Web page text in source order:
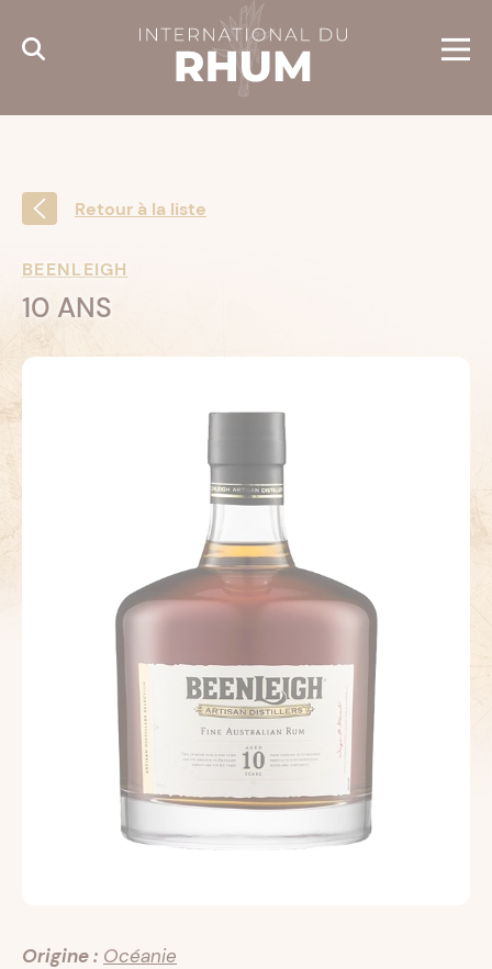
Retour à la liste
BEENLEIGH
10 ANS
Origine : Océanie
Cookies management panel